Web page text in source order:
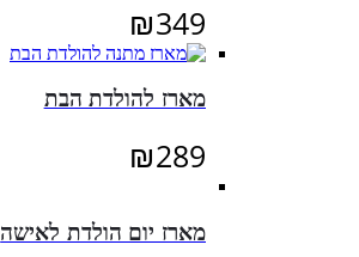
₪349
מארז להולדת הבת
₪289
מארז יום הולדת לאישה